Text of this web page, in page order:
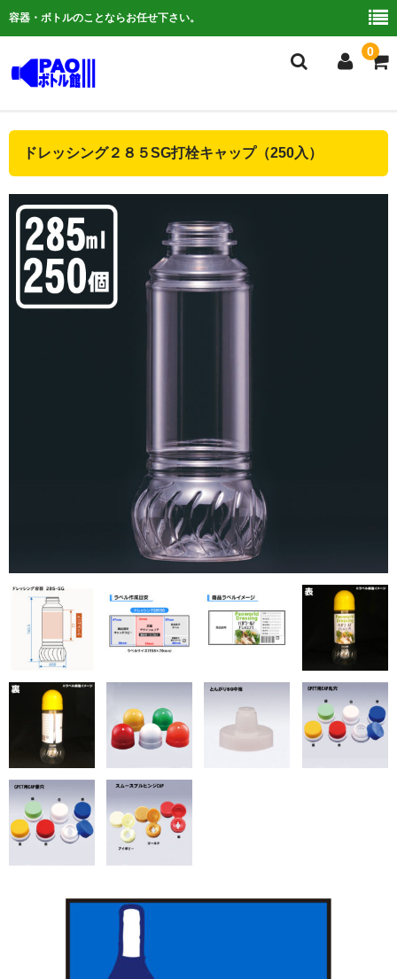
容器・ボトルのことならお任せ下さい。
0
ご利用ガイド
よくある質問
容器について
お問い合わせ
ドレッシング２８５SG打栓キャップ（250入）